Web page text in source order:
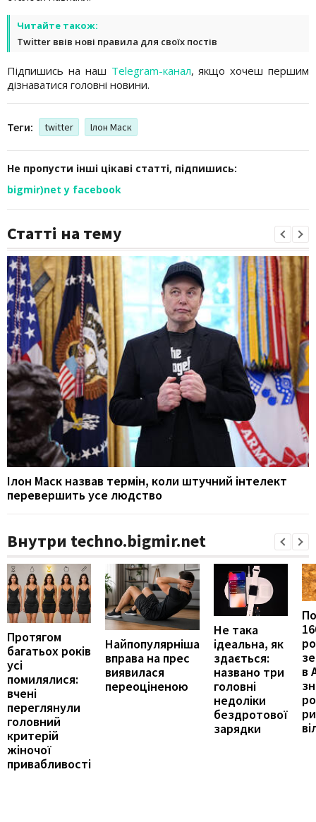
Читайте також:
Twitter ввів нові правила для своїх постів
Підпишись на наш Telegram-канал, якщо хочеш першим
дізнаватися головні новини.
Теги: twitter Ілон Маск
Не пропусти інші цікаві статті, підпишись:
bigmir)net у facebook
Статті на тему
Ілон Маск назвав термін, коли штучний інтелект
перевершить усе людство
Внутри techno.bigmir.net
Протягом
багатьох років
усі
помилялися:
вчені
переглянули
головний
критерій
жіночої
привабливості
Найпопулярніша
вправа на прес
виявилася
переоціненою
Не така
ідеальна, як
здається:
названо три
головні
недоліки
бездротової
зарядки
в